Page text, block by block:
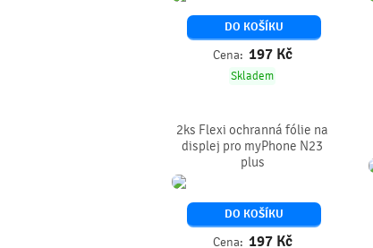
DO KOŠÍKU
Cena: 197 Kč
Skladem
2ks Flexi ochranná fólie na
displej pro myPhone N23
plus
DO KOŠÍKU
Cena: 197 Kč